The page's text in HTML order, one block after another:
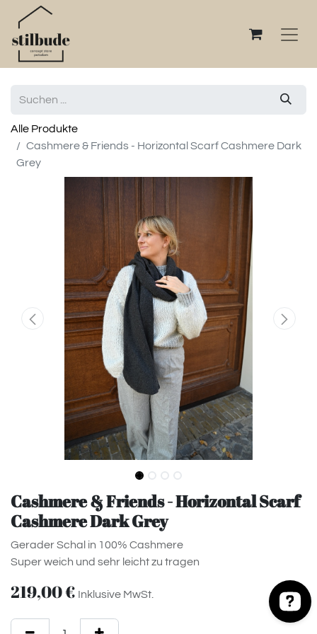
Alle Produkte
Cashmere & Friends - Horizontal Scarf Cashmere Dark
Grey
Cashmere & Friends - Horizontal Scarf
Cashmere Dark Grey
Gerader Schal in 100% Cashmere
Super weich und sehr leicht zu tragen
219,00€ Inklusive MwSt.